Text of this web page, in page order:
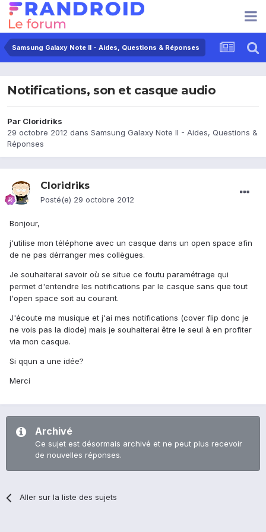
Samsung Galaxy Note II - Aides, Questions & Réponses
Notifications, son et casque audio
Par Cloridriks
29 octobre 2012 dans Samsung Galaxy Note II - Aides, Questions &
Réponses
Cloridriks
Posté(e) 29 octobre 2012
Bonjour,
j'utilise mon téléphone avec un casque dans un open space afin
de ne pas dérranger mes collègues.
Je souhaiterai savoir où se situe ce foutu paramétrage qui
permet d'entendre les notifications par le casque sans que tout
l'open space soit au courant.
J'écoute ma musique et j'ai mes notifications (cover flip donc je
ne vois pas la diode) mais je souhaiterai être le seul à en profiter
via mon casque.
Si qqun a une idée?
Merci
Archivé
Ce sujet est désormais archivé et ne peut plus recevoir
de nouvelles réponses.
Aller sur la liste des sujets